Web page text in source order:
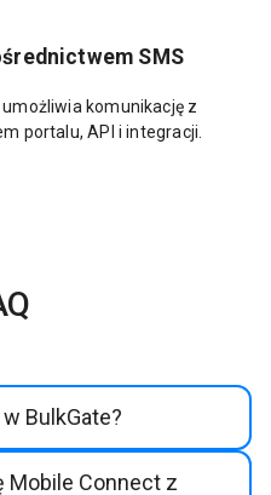
SMS
komunikację z
portalu, API i integracji.
BulkGate?
Mobile Connect z